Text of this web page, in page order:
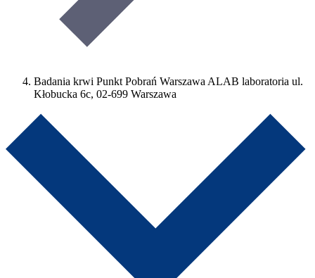
Badania krwi Punkt Pobrań Warszawa ALAB laboratoria ul.
Kłobucka 6c, 02-699 Warszawa